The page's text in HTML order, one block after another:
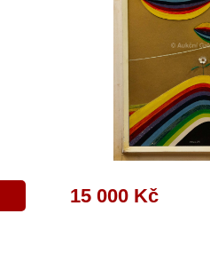
15 000 Kč